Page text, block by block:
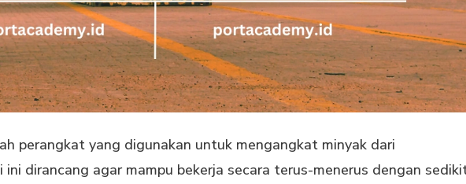
perangkat yang digunakan untuk mengangkat minyak dari
ini dirancang agar mampu bekerja secara terus-menerus dengan